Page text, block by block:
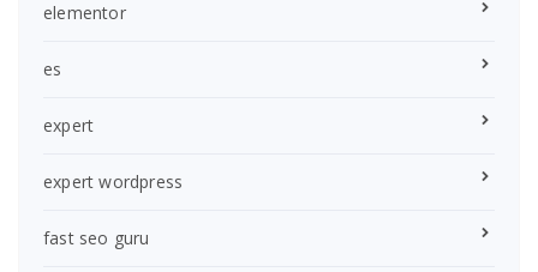
elementor
es
expert
expert wordpress
fast seo guru